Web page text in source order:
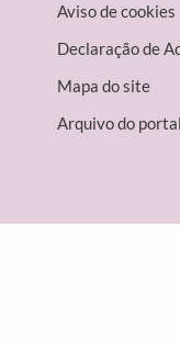
Aviso de cookies
Declaração de
Mapa do site
Arquivo do portal